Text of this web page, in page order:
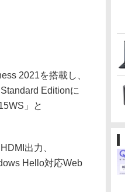
2021を搭載し、
Editionに
」と
出力、
Hello対応Web